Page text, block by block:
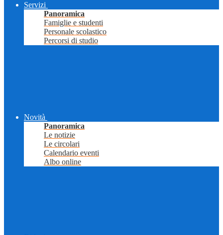
Servizi
Panoramica
Famiglie e studenti
Personale scolastico
Percorsi di studio
Novità
Panoramica
Le notizie
Le circolari
Calendario eventi
Albo online